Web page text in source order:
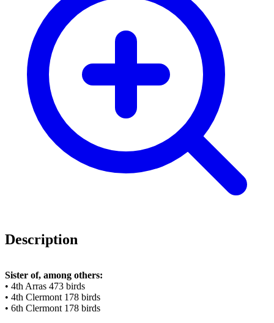
Description
Sister of, among others:
• 4th Arras 473 birds
• 4th Clermont 178 birds
• 6th Clermont 178 birds